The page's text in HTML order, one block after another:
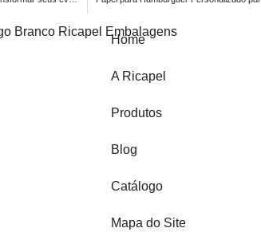
Home
A Ricapel
Produtos
Blog
Catálogo
Mapa do Site